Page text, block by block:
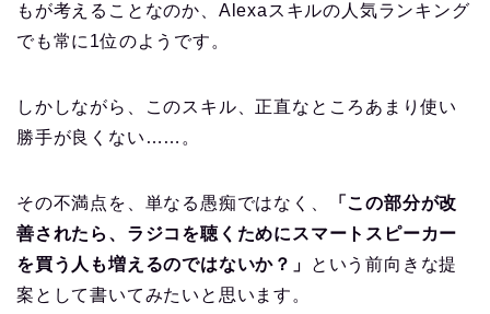
もが考えることなのか、Alexaスキルの人気ランキング
でも常に1位のようです。
しかしながら、このスキル、正直なところあまり使い
勝手が良くない……。
その不満点を、単なる愚痴ではなく、
「この部分が改
善されたら、ラジコを聴くためにスマートスピーカー
を買う人も増えるのではないか？」
という前向きな提
案として書いてみたいと思います。